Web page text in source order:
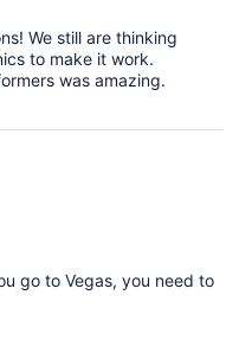
We still are thinking
to make it work.
was amazing.
go to Vegas, you need to